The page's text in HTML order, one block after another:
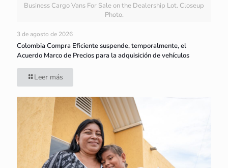
Business Cargo Vans For Sale on the Dealership Lot. Closeup
Photo.
3 de agosto de 2026
Colombia Compra Eficiente suspende, temporalmente, el
Acuerdo Marco de Precios para la adquisición de vehículos
Leer más